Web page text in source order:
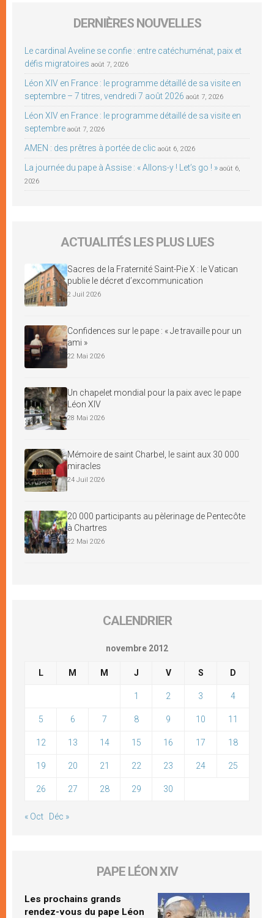
DERNIÈRES NOUVELLES
Le cardinal Aveline se confie : entre catéchuménat, paix et
défis migratoires août 7, 2026
Léon XIV en France : le programme détaillé de sa visite en
septembre – 7 titres, vendredi 7 août 2026 août 7, 2026
Léon XIV en France : le programme détaillé de sa visite en
septembre août 7, 2026
AMEN : des prêtres à portée de clic août 6, 2026
La journée du pape à Assise : « Allons-y ! Let’s go ! » août 6,
2026
ACTUALITÉS LES PLUS LUES
Sacres de la Fraternité Saint-Pie X : le Vatican
publie le décret d’excommunication
2 Juil 2026
Confidences sur le pape : « Je travaille pour un
ami »
22 Mai 2026
Un chapelet mondial pour la paix avec le pape
Léon XIV
28 Mai 2026
Mémoire de saint Charbel, le saint aux 30 000
miracles
24 Juil 2026
20 000 participants au pèlerinage de Pentecôte
à Chartres
22 Mai 2026
CALENDRIER
novembre 2012
L M M J V S D
1 2 3 4
5 6 7 8 9 10 11
12 13 14 15 16 17 18
19 20 21 22 23 24 25
26 27 28 29 30
« Oct Déc »
PAPE LÉON XIV
Les prochains grands
rendez-vous du pape Léon